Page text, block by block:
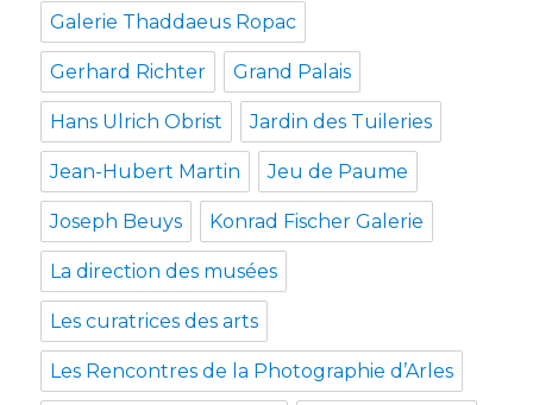
Galerie Thaddaeus Ropac
Gerhard Richter Grand Palais
Hans Ulrich Obrist Jardin des Tuileries
Jean-Hubert Martin Jeu de Paume
Joseph Beuys Konrad Fischer Galerie
La direction des musées
Les curatrices des arts
Les Rencontres de la Photographie d’Arles